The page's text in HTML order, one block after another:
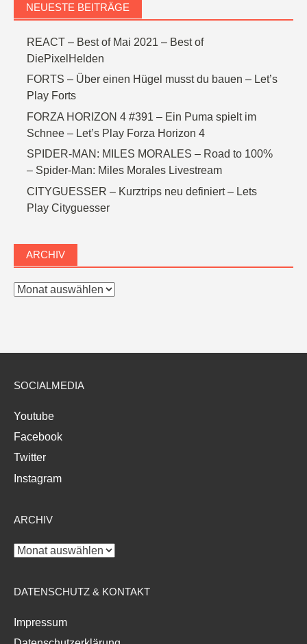
NEUESTE BEITRÄGE
REACT – Best of Mai 2021 – Best of
DiePixelHelden
FORTS – Über einen Hügel musst du bauen – Let’s
Play Forts
FORZA HORIZON 4 #391 – Ein Puma spielt im
Schnee – Let’s Play Forza Horizon 4
SPIDER-MAN: MILES MORALES – Road to 100%
– Spider-Man: Miles Morales Livestream
CITYGUESSER – Kurztrips neu definiert – Lets
Play Cityguesser
ARCHIV
Archiv
SOCIALMEDIA
Youtube
Facebook
Twitter
Instagram
ARCHIV
Archiv
DATENSCHUTZ & KONTAKT
Impressum